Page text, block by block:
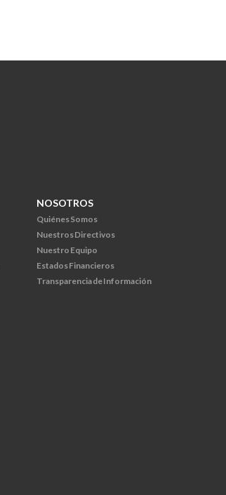
NOSOTROS
Quiénes Somos
Nuestros Directivos
Nuestro Equipo
Estados Financieros
Transparencia de Información